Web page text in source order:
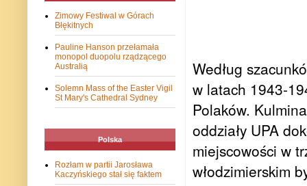
Według
w latach 1943-
Polaków.
oddziały UPA
miejscowości w
włodzimierskim
Zimowy Festiwal w Górach
Błękitnych
Pauline Hanson przełamała
monopol duopolu rządzącego
Australią
Solemn Mass of the Easter Vigil
St Mary's Cathedral Sydney
Polska
Rozłam w partii Jarosława
Kaczyńskiego stał się faktem